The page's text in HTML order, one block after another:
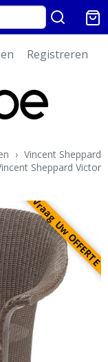
Registreren
› Vincent Sheppard
Sheppard Victor
Vraag Uw OFFERTE